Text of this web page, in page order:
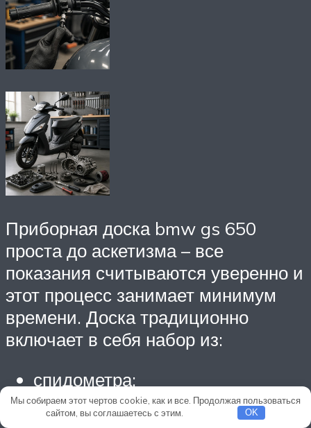
Приборная доска bmw gs 650
проста до аскетизма – все
показания считываются уверенно и
этот процесс занимает минимум
времени. Доска традиционно
включает в себя набор из:
спидометра;
тахометра;
Мы собираем этот чертов cookie, как и все. Продолжая пользоваться
сайтом, вы соглашаетесь с этим.
OK